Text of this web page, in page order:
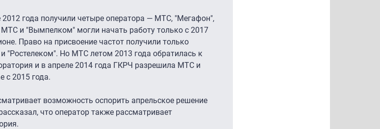
года получили четыре оператора — МТС, "Мегафон",
и "Вымпелком" могли начать работу только с 2017
Право на присвоение частот получили только
Но МТС летом 2013 года обратилась к
и в апреле 2014 года ГКРЧ разрешила МТС и
с 2015 года.
возможность оспорить апрельское решение
что оператор также рассматривает